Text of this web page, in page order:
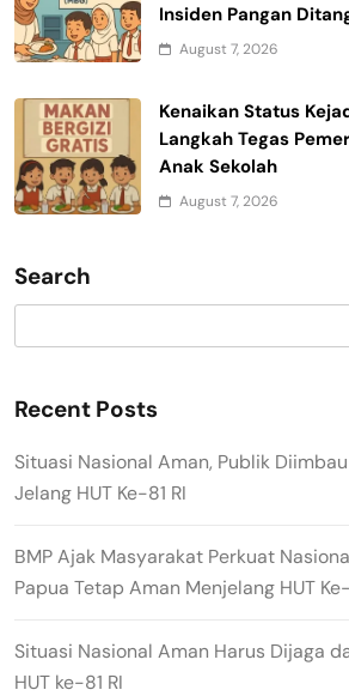
Insiden Pangan
August 7, 2026
Kenaikan Status
Langkah Tegas
Anak Sekolah
August 7, 2026
Search
Recent Posts
Situasi Nasional Aman, Publik
Jelang HUT Ke-81 RI
BMP Ajak Masyarakat Perkuat
Papua Tetap Aman Menjelang HUT Ke-
Situasi Nasional Aman Harus Dijaga
HUT ke-81 RI